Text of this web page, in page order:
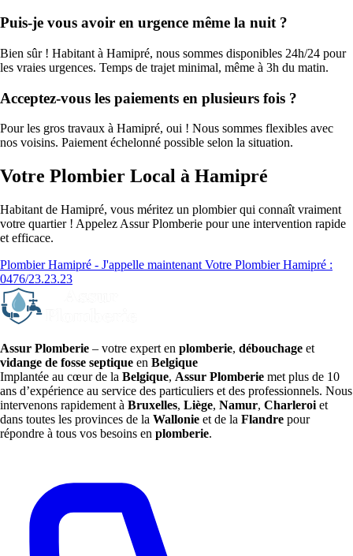
Puis-je vous avoir en urgence même la nuit ?
Bien sûr ! Habitant à Hamipré, nous sommes disponibles 24h/24 pour
les vraies urgences. Temps de trajet minimal, même à 3h du matin.
Acceptez-vous les paiements en plusieurs fois ?
Pour les gros travaux à Hamipré, oui ! Nous sommes flexibles avec
nos voisins. Paiement échelonné possible selon la situation.
Votre Plombier Local à Hamipré
Habitant de Hamipré, vous méritez un plombier qui connaît vraiment
votre quartier ! Appelez Assur Plomberie pour une intervention rapide
et efficace.
Plombier Hamipré - J'appelle maintenant Votre Plombier Hamipré :
0476/23.23.23
Assur Plomberie – votre expert en plomberie, débouchage et
vidange de fosse septique en Belgique
Implantée au cœur de la Belgique, Assur Plomberie met plus de 10
ans d’expérience au service des particuliers et des professionnels. Nous
intervenons rapidement à Bruxelles, Liège, Namur, Charleroi et
dans toutes les provinces de la Wallonie et de la Flandre pour
répondre à tous vos besoins en plomberie.